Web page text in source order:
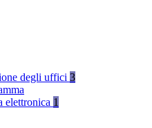
degli uffici 3
elettronica 1